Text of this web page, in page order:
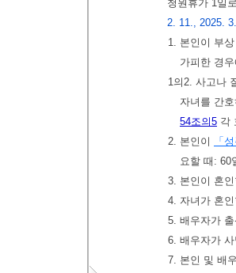
청원휴가 1일
2. 11., 2025.
1. 본인이 부
가피한 경
1의2. 사고나
자녀를 간
54조의5 각
2. 본인이
「
요할 때: 60
3. 본인이 혼
4. 자녀가 혼
5. 배우자가
6. 배우자가
7. 본인 및 배